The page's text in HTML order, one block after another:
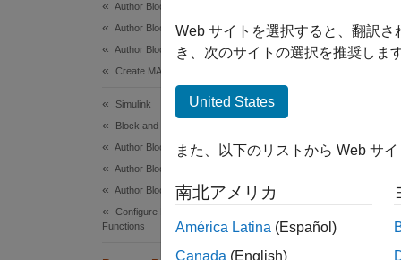
Author Block Algorithms
Author Blocks Using MATLAB
Author Blocks Using MATLAB S-Functions
Create MATLAB S-Functions
Simulink
Block and Blockset Authoring
Author Block Algorithms
Author Blocks Using MATLAB
Author Blocks Using MATLAB S-Functions
Configure Block Features for MATLAB S-
Functions
Web サイトを選択すると、翻訳
き、次のサイトの選択を推奨しま
United States
また、以下のリストから Web サ
南北アメリカ
América Latina (Español)
Canada (English)